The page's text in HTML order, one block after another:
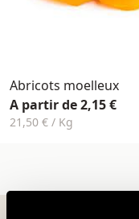
Abricots moelleux
A partir de 2,15 €
21,50 € / Kg